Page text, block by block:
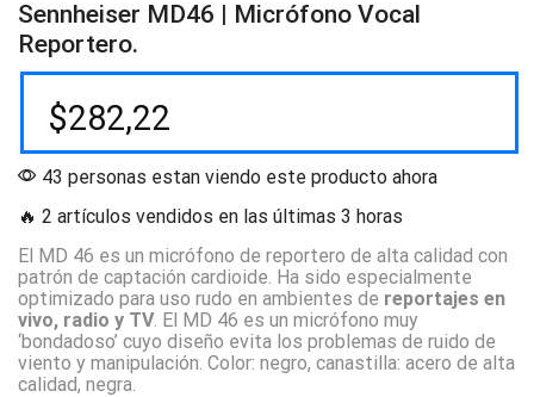
Sennheiser MD46 | Micrófono Vocal
Reportero.
$282,22
43 personas estan viendo este producto ahora
🔥 2 artículos vendidos en las últimas 3 horas
El MD 46 es un micrófono de reportero de alta calidad con
patrón de captación cardioide. Ha sido especialmente
optimizado para uso rudo en ambientes de reportajes en
vivo, radio y TV. El MD 46 es un micrófono muy
‘bondadoso’ cuyo diseño evita los problemas de ruido de
viento y manipulación. Color: negro, canastilla: acero de alta
calidad, negra.